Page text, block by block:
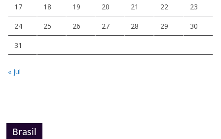
17 18 19 20 21 22 23
24 25 26 27 28 29 30
31
« jul
Brasil